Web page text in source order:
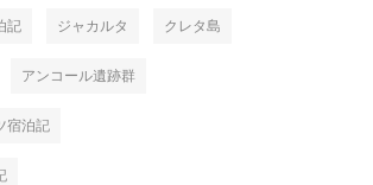
記 ジャカルタ クレタ島
アンコール遺跡群
宿泊記